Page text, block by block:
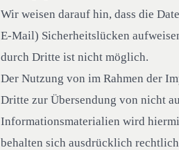
Wir weisen darauf hin, dass die
E-Mail) Sicherheitslücken
durch Dritte ist nicht möglich.
Der Nutzung von im Rahmen der
Dritte zur Übersendung von nicht
Informationsmaterialien wird
behalten sich ausdrücklich